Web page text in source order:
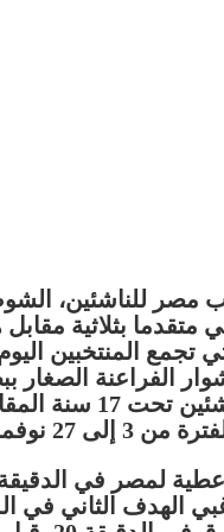
مصر للناشئين،
متقدما بثلاثية
تجمع المنتخبين
الفراعنة الصغار
العالم للناشئين
27 نوفمبر الجاري.